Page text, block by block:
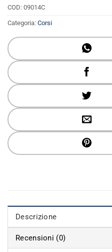
COD: 09014C
Categoria: Corsi
Descrizione
Recensioni (0)